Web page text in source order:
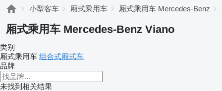
小型客车 厢式乘用车 厢式乘用车 Mercedes-Benz
厢式乘用车 Mercedes-Benz Viano
类别
厢式乘用车 组合式厢式车
品牌
未找到相关结果